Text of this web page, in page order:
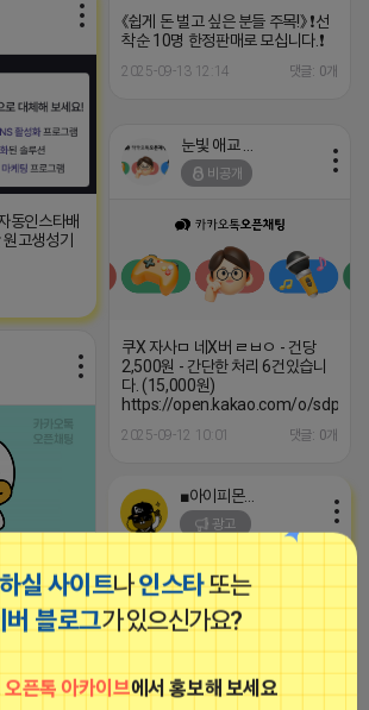
실 사이트나인스타또는
버 블로그가 있으신가요?
오픈톡 아카이브에서 홍보해 보세요
《쉽게 돈 벌고 싶은 분들 주목!》 ❗️선
착순 10명 한정판매로 모십니다.❗️
2025-09-13 12:14 댓글: 0개
동인스타배
고생성기
비공개
쿠X 자사ㅁ 네X버 ㄹㅂㅇ - 건당
2,500원 - 간단한 처리 6건있습니
다. (15,000원)
https://open.kakao.com/o/
2025-09-12 10:01 댓글: 0개
댓글: 0개
■아이피몬스터■
광고